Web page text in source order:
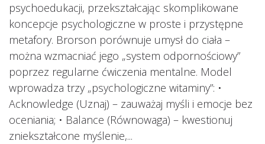
psychoedukacji, przekształcając skomplikowane
koncepcje psychologiczne w proste i przystępne
metafory. Brorson porównuje umysł do ciała –
można wzmacniać jego „system odpornościowy”
poprzez regularne ćwiczenia mentalne. Model
wprowadza trzy „psychologiczne witaminy”: •
Acknowledge (Uznaj) – zauważaj myśli i emocje bez
oceniania; • Balance (Równowaga) – kwestionuj
zniekształcone myślenie,...